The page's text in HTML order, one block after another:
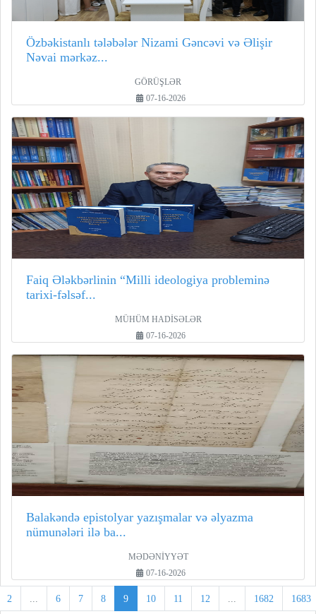
Özbəkistanlı tələbələr Nizami Gəncəvi və Əlişir
Nəvai mərkəz...
GÖRÜŞLƏR
07-16-2026
Faiq Ələkbərlinin “Milli ideologiya probleminə
tarixi-fəlsəf...
MÜHÜM HADİSƏLƏR
07-16-2026
Balakəndə epistolyar yazışmalar və əlyazma
nümunələri ilə ba...
MƏDƏNİYYƏT
07-16-2026
2 ... 6 7 8 9 10 11 12 ... 1682 1683